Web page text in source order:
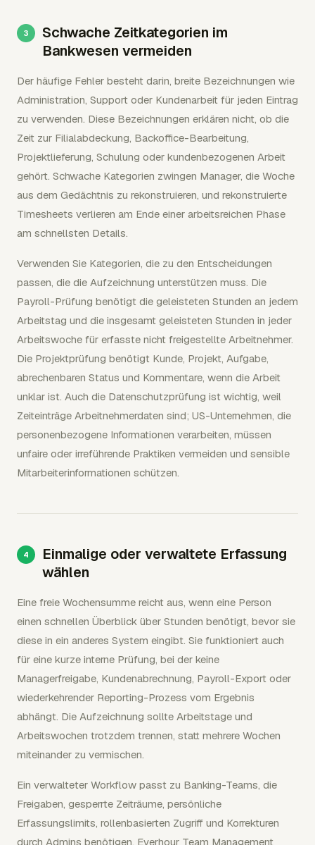
Schwache Zeitkategorien im
Bankwesen vermeiden
Der häufige Fehler besteht darin, breite Bezeichnungen wie
Administration, Support oder Kundenarbeit für jeden Eintrag
zu verwenden. Diese Bezeichnungen erklären nicht, ob die
Zeit zur Filialabdeckung, Backoffice-Bearbeitung,
Projektlieferung, Schulung oder kundenbezogenen Arbeit
gehört. Schwache Kategorien zwingen Manager, die Woche
aus dem Gedächtnis zu rekonstruieren, und rekonstruierte
Timesheets verlieren am Ende einer arbeitsreichen Phase
am schnellsten Details.
Verwenden Sie Kategorien, die zu den Entscheidungen
passen, die die Aufzeichnung unterstützen muss. Die
Payroll-Prüfung benötigt die geleisteten Stunden an jedem
Arbeitstag und die insgesamt geleisteten Stunden in jeder
Arbeitswoche für erfasste nicht freigestellte Arbeitnehmer.
Die Projektprüfung benötigt Kunde, Projekt, Aufgabe,
abrechenbaren Status und Kommentare, wenn die Arbeit
unklar ist. Auch die Datenschutzprüfung ist wichtig, weil
Zeiteinträge Arbeitnehmerdaten sind; US-Unternehmen, die
personenbezogene Informationen verarbeiten, müssen
unfaire oder irreführende Praktiken vermeiden und sensible
Mitarbeiterinformationen schützen.
Einmalige oder verwaltete Erfassung
wählen
Eine freie Wochensumme reicht aus, wenn eine Person
einen schnellen Überblick über Stunden benötigt, bevor sie
diese in ein anderes System eingibt. Sie funktioniert auch
für eine kurze interne Prüfung, bei der keine
Managerfreigabe, Kundenabrechnung, Payroll-Export oder
wiederkehrender Reporting-Prozess vom Ergebnis
abhängt. Die Aufzeichnung sollte Arbeitstage und
Arbeitswochen trotzdem trennen, statt mehrere Wochen
miteinander zu vermischen.
Ein verwalteter Workflow passt zu Banking-Teams, die
Freigaben, gesperrte Zeiträume, persönliche
Erfassungslimits, rollenbasierten Zugriff und Korrekturen
durch Admins benötigen. Everhour Team Management